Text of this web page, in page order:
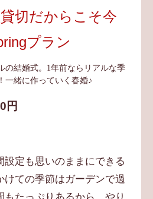
切だからこそ今
プラン
の結婚式。1年前ならリアルな季
一緒に作っていく春婚♪
円
設定も思いのままにできる
けての季節はガーデンで過